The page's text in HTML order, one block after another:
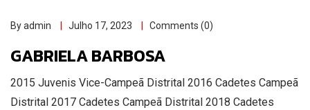
By admin Julho 17, 2023 Comments (0)
GABRIELA BARBOSA
2015 Juvenis Vice-Campeã Distrital 2016 Cadetes Campeã
Distrital 2017 Cadetes Campeã Distrital 2018 Cadetes